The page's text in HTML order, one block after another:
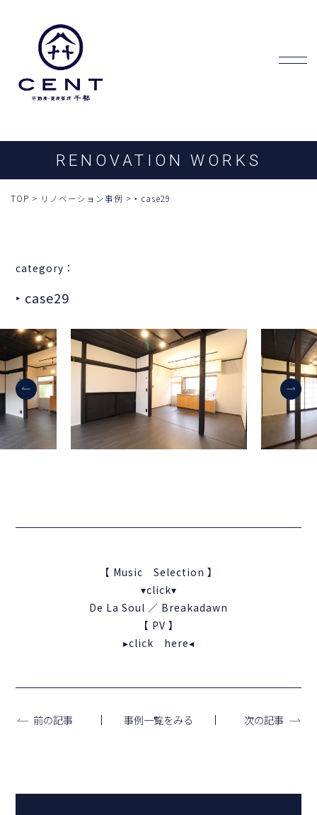
RENOVATION WORKS
TOP > リノベーション事例 > ‣ case29
category：
‣ case29
【 Music Selection 】
▾click▾
De La Soul ／ Breakadawn
【 PV 】
▸click here◂
前の記事 事例一覧をみる 次の記事